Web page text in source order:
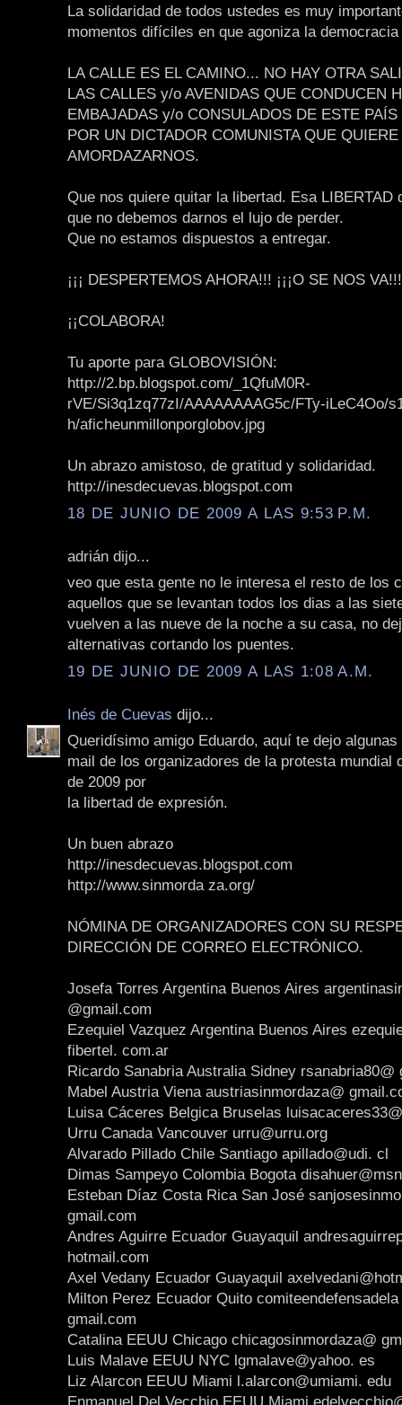
La solidaridad de todos ustedes es muy
momentos difíciles en que agoniza la
LA CALLE ES EL CAMINO... NO HAY OTRA
LAS CALLES y/o AVENIDAS QUE CONDUCEN
EMBAJADAS y/o CONSULADOS DE ESTE
POR UN DICTADOR COMUNISTA QUE QUIERE
AMORDAZARNOS.
Que nos quiere quitar la libertad. Esa LIBERTAD
que no debemos darnos el lujo de perder.
Que no estamos dispuestos a entregar.
¡¡¡ DESPERTEMOS AHORA!!! ¡¡¡O SE NOS VA!!!
¡¡COLABORA!
Tu aporte para GLOBOVISIÓN:
http://2.bp.blogspot.com/_1QfuM0R-
rVE/Si3q1zq77zI/AAAAAAAAG5c/FTy-iLeC4Oo/
h/aficheunmillonporglobov.jpg
Un abrazo amistoso, de gratitud y solidaridad.
http://inesdecuevas.blogspot.com
18 DE JUNIO DE 2009 A LAS 9:53 P.M.
adrián dijo...
veo que esta gente no le interesa el resto de los
aquellos que se levantan todos los dias a las
vuelven a las nueve de la noche a su casa, no
alternativas cortando los puentes.
19 DE JUNIO DE 2009 A LAS 1:08 A.M.
Inés de Cuevas dijo...
Queridísimo amigo Eduardo, aquí te dejo
mail de los organizadores de la protesta mundial
de 2009 por
la libertad de expresión.
Un buen abrazo
http://inesdecuevas.blogspot.com
http://www.sinmorda za.org/
NÓMINA DE ORGANIZADORES CON SU
DIRECCIÓN DE CORREO ELECTRÓNICO.
Josefa Torres Argentina Buenos Aires
@gmail.com
Ezequiel Vazquez Argentina Buenos Aires
fibertel. com.ar
Ricardo Sanabria Australia Sidney rsanabria80@
Mabel Austria Viena austriasinmordaza@
Luisa Cáceres Belgica Bruselas
Urru Canada Vancouver urru@urru.org
Alvarado Pillado Chile Santiago apillado@udi. cl
Dimas Sampeyo Colombia Bogota
Esteban Díaz Costa Rica San José
gmail.com
Andres Aguirre Ecuador Guayaquil
hotmail.com
Axel Vedany Ecuador Guayaquil
Milton Perez Ecuador Quito
gmail.com
Catalina EEUU Chicago chicagosinmordaza@
Luis Malave EEUU NYC lgmalave@yahoo. es
Liz Alarcon EEUU Miami l.alarcon@umiami. edu